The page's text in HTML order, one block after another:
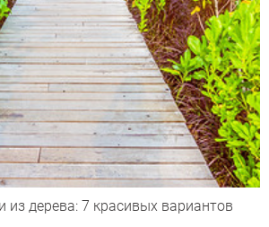
дерева: 7 красивых вариантов